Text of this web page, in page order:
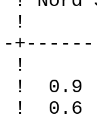
!
!